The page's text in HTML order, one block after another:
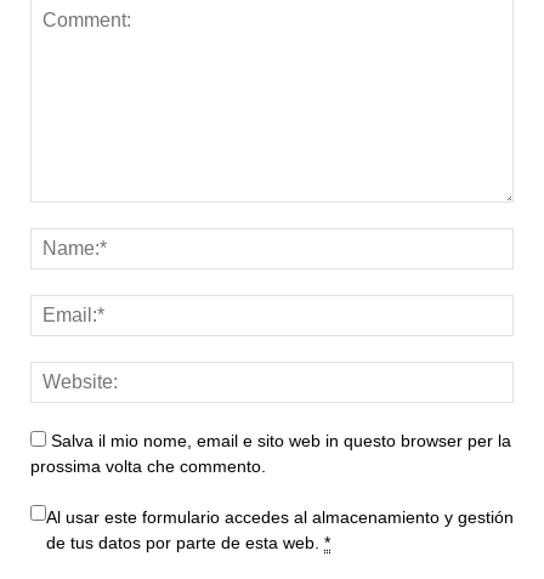
Salva il mio nome, email e sito web in questo browser per la
prossima volta che commento.
Al usar este formulario accedes al almacenamiento y gestión
de tus datos por parte de esta web. *